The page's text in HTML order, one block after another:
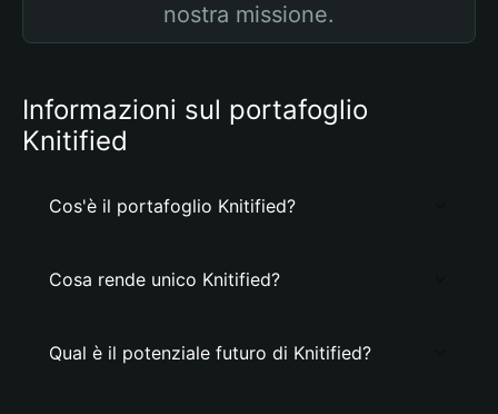
nostra missione.
Informazioni sul portafoglio
Knitified
Cos'è il portafoglio Knitified?
Cosa rende unico Knitified?
Qual è il potenziale futuro di Knitified?